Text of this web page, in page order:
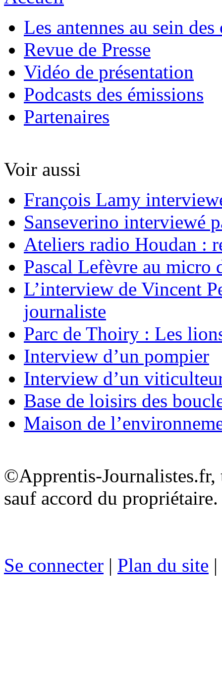
Les antennes au sein des
Revue de Presse
Vidéo de présentation
Podcasts des émissions
Partenaires
Voir aussi
François Lamy
Sanseverino interviewé
Ateliers radio Houdan :
Pascal Lefèvre au micro
L’interview de Vincent
journaliste
Parc de Thoiry : Les
Interview d’un pompier
Interview d’un
Base de loisirs des
Maison de
©Apprentis-
sauf accord du propriétaire.
Se connecter | Plan du site |